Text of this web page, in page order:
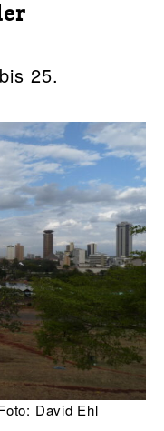
25.
David Ehl